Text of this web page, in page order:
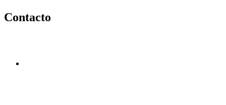
Contacto